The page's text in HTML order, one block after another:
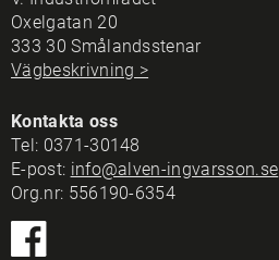
Oxelgatan 20
333 30 Smålandsstenar
Vägbeskrivning >
Kontakta oss
Tel: 0371-30148
E-post: info@alven-ingvarsson.se
Org.nr: 556190-6354